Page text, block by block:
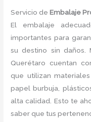
Servicio deEmbalaje
El embalaje
importantes para
su destino sin daños.
Querétaro cuentan
que utilizan
papel burbuja,
alta calidad. Esto te
saber que tus